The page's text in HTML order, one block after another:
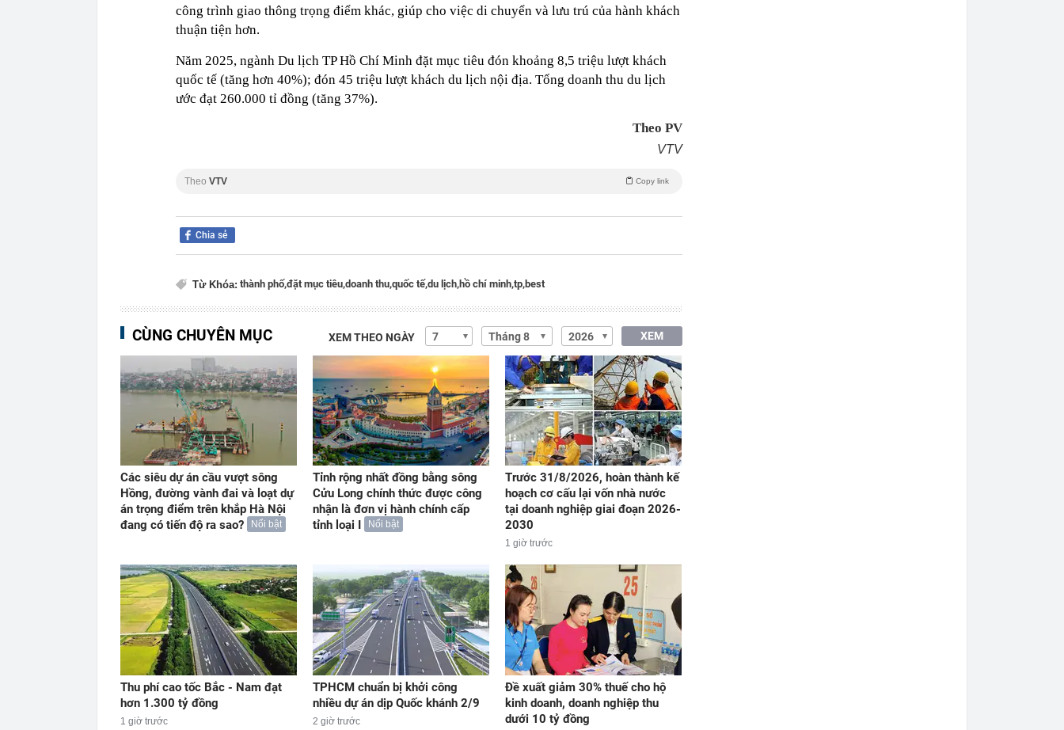
công trình giao thông trọng điểm khác, giúp cho việc di chuyển và lưu trú của hành khách
thuận tiện hơn.
Năm 2025, ngành Du lịch TP Hồ Chí Minh đặt mục tiêu đón khoảng 8,5 triệu lượt khách
quốc tế (tăng hơn 40%); đón 45 triệu lượt khách du lịch nội địa. Tổng doanh thu du lịch
ước đạt 260.000 tỉ đồng (tăng 37%).
Theo PV
VTV
Theo VTV Copy link
Chia sẻ
Từ Khóa: thành phố,đặt mục tiêu,doanh thu,quốc tế,du lịch,hồ chí minh,tp,best
CÙNG CHUYÊN MỤC XEM THEO NGÀY XEM
Các siêu dự án cầu vượt sông
Hồng, đường vành đai và loạt dự
án trọng điểm trên khắp Hà Nội
đang có tiến độ ra sao?
Nổi bật
Tỉnh rộng nhất đồng bằng sông
Cửu Long chính thức được công
nhận là đơn vị hành chính cấp
tỉnh loại I
Nổi bật
Trước 31/8/2026, hoàn thành kế
hoạch cơ cấu lại vốn nhà nước
tại doanh nghiệp giai đoạn 2026-
2030
1 giờ trước
Thu phí cao tốc Bắc - Nam đạt
hơn 1.300 tỷ đồng
1 giờ trước
TPHCM chuẩn bị khởi công
nhiều dự án dịp Quốc khánh 2/9
2 giờ trước
Đề xuất giảm 30% thuế cho hộ
kinh doanh, doanh nghiệp thu
dưới 10 tỷ đồng